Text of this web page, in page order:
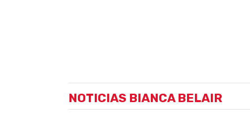
NOTICIAS BIANCA BELAIR